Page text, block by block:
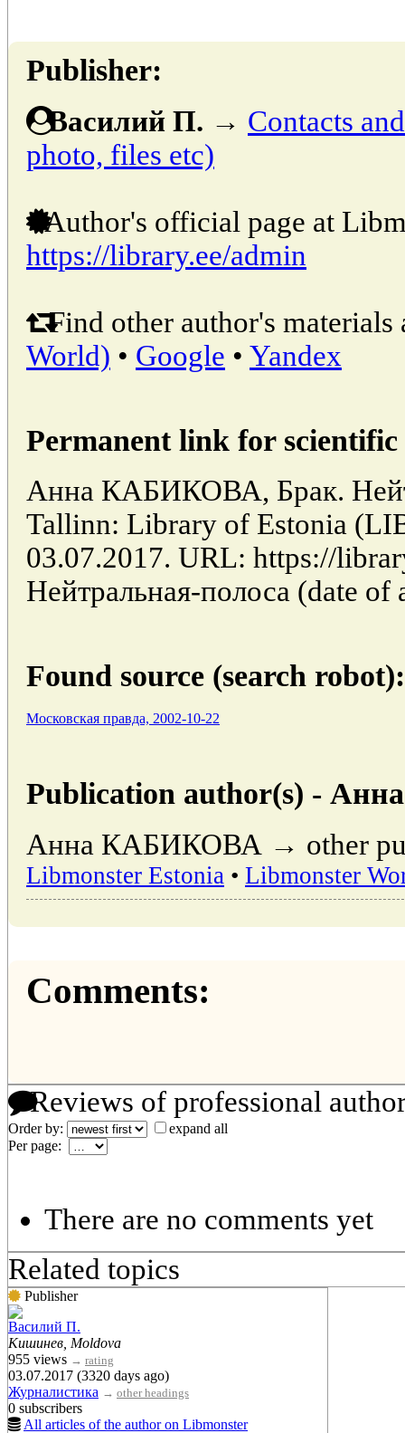
Publisher:
Вacилий П. → Contacts
photo, files etc)
Author's official page at
https://library.ee/admin
Find other author's materials
World) • Google • Yandex
Permanent link for
Анна КАБИКОВА, Брак.
Tallinn: Library of Estonia
03.07.2017. URL: https://
Нейтральная-полоса (date of
Found source (search robot):
Московская правда, 2002-10-22
Publication author(s) -
Анна КАБИКОВА → other
Libmonster Estonia • Libmonster
Comments:
Reviews of professional
Order by:
expand all
Per page:
There are no comments yet
Related topics
Publisher
Вacилий П.
Кишинев, Moldova
955 views → rating
03.07.2017 (3320 days ago)
Журналистика → other headings
0 subscribers
All articles of the author on Libmonster